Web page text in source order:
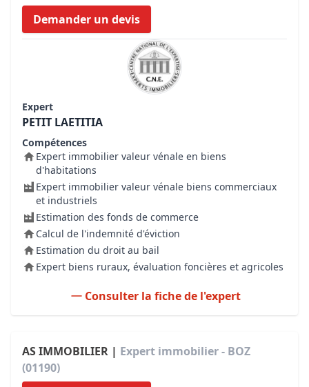
Demander un devis
Expert
PETIT LAETITIA
Compétences
Expert immobilier valeur vénale en biens
d'habitations
Expert immobilier valeur vénale biens commerciaux
et industriels
Estimation des fonds de commerce
Calcul de l'indemnité d'éviction
Estimation du droit au bail
Expert biens ruraux, évaluation foncières et agricoles
Consulter la fiche de l'expert
AS IMMOBILIER | Expert immobilier - BOZ
(01190)